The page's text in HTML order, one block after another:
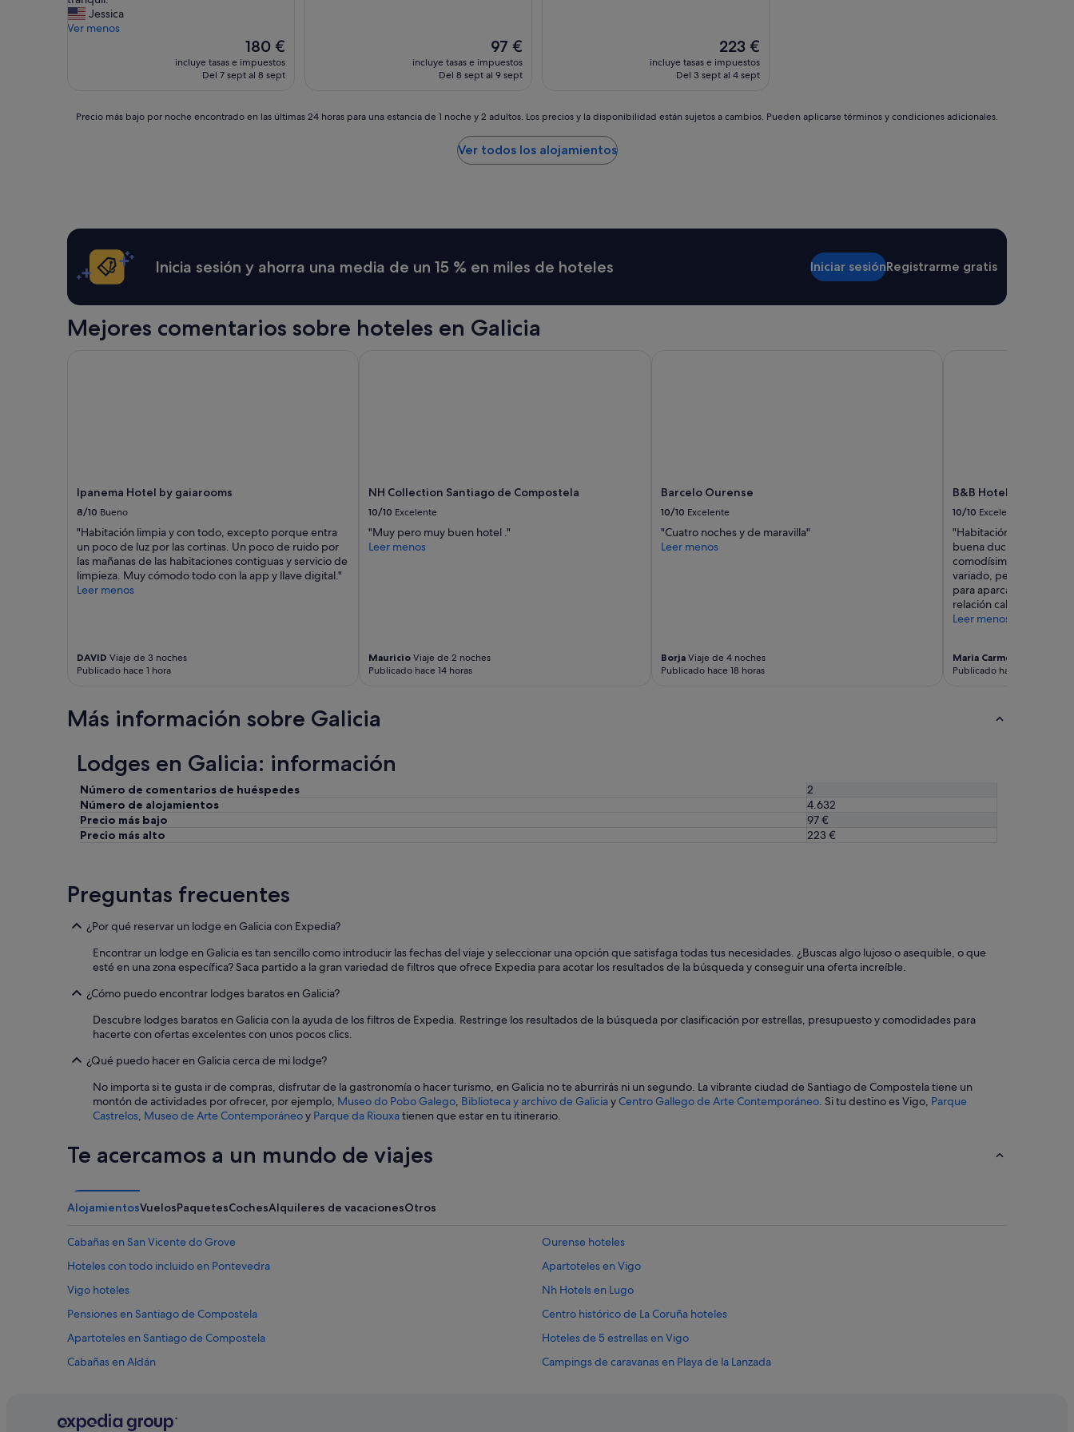
s
e
e
n
t
o
v
e
e
c
n
I
t
r
m
a
i
n
b
t
Jessica
Ver menos
El
precio
actual
180 €
180 €
incluye tasas e impuestos
Del 7 sept al 8 sept
El
precio
actual
97 €
97 €
incluye tasas e impuestos
Del 8 sept al 9 sept
El
precio
actual
223 €
223 €
incluye tasas e impuestos
Del 3 sept al 4 sept
Precio
últimas
24 horas
una
estancia
de
1 noche
y
Pueden
aplicarse
términos
condiciones
adicionales.
Precio más bajo por noche encontrado en las últimas 24 horas para una estancia de 1 noche y 2 adultos. Los precios y la disponibilidad están sujetos a cambios. Pueden aplicarse términos y condiciones adicionales.
Ver todos los alojamientos
Inicia sesión y ahorra una media de un 15 % en miles de hoteles Iniciar sesiónRegistrarme gratis
Mejores comentarios sobre hoteles en Galicia
Ipanema Hotel by gaiarooms
8/10 Bueno
"Habitación limpia y con todo, excepto porque entra
un poco de luz por las cortinas. Un poco de ruido por
las mañanas de las habitaciones contiguas y servicio de
limpieza. Muy cómodo todo con la app y llave digital."
Leer menos
DAVID Viaje de 3 noches
Publicado hace 1 hora
NH Collection Santiago de Compostela
10/10 Excelente
"Muy pero muy buen hotel ."
Leer menos
Mauricio Viaje de 2 noches
Publicado hace 14 horas
Barcelo Ourense
10/10 Excelente
"Cuatro noches y de maravilla"
Leer menos
BorjaViaje de 4 noches
Publicado hace 18 horas
B&B Hotel Santiago
10/10 Excelente
"Habitación limpia y
buena ducha, me
comodísima. El
variado, pero por el
para aparcar gratis en
relación calidad/precio."
Leer menos
Maria Carmen
Publicado hace 2 días
Más información sobre Galicia
Lodges en Galicia: información
Número de comentarios de huéspedes
2
Número de alojamientos
4.632
Precio más bajo
97 €
Precio más alto
223 €
Preguntas frecuentes
¿Por qué reservar un lodge en Galicia con Expedia?
Encontrar un lodge en Galicia es tan sencillo como introducir las fechas del viaje y seleccionar una opción que satisfaga todas tus necesidades. ¿Buscas algo lujoso o asequible, o que
esté en una zona específica? Saca partido a la gran variedad de filtros que ofrece Expedia para acotar los resultados de la búsqueda y conseguir una oferta increíble.
¿Cómo puedo encontrar lodges baratos en Galicia?
Descubre lodges baratos en Galicia con la ayuda de los filtros de Expedia. Restringe los resultados de la búsqueda por clasificación por estrellas, presupuesto y comodidades para
hacerte con ofertas excelentes con unos pocos clics.
¿Qué puedo hacer en Galicia cerca de mi lodge?
No importa si te gusta ir de compras, disfrutar de la gastronomía o hacer turismo, en Galicia no te aburrirás ni un segundo. La vibrante ciudad de Santiago de Compostela tiene un
montón de actividades por ofrecer, por ejemplo, Museo do Pobo Galego, Biblioteca y archivo de GaliciayCentro Gallego de Arte Contemporáneo. Si tu destino es Vigo, Parque
Castrelos, Museo de Arte Contemporáneoy Parque da Riouxatienen que estar en tu itinerario.
Te acercamos a un mundo de viajes
AlojamientosVuelosPaquetesCochesAlquileres de vacacionesOtros
Cabañas en San Vicente do Grove
Ourense hoteles
Hoteles con todo incluido en Pontevedra
Apartoteles en Vigo
Vigo hoteles
Nh Hotels en Lugo
Pensiones en Santiago de Compostela
Centro histórico de La Coruña hoteles
Apartoteles en Santiago de Compostela
Hoteles de 5 estrellas en Vigo
Cabañas en Aldán
Campings de caravanas en Playa de la Lanzada